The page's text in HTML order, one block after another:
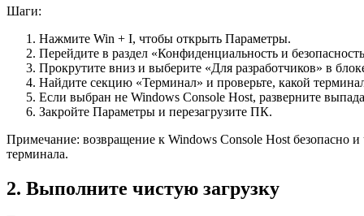
Шаги:
Нажмите Win + I, чтобы открыть Параметры.
Перейдите в раздел «Конфиденциальность и
Прокрутите вниз и выберите «Для разработчиков» в
Найдите секцию «Терминал» и проверьте, какой
Если выбран не Windows Console Host, разверните
Закройте Параметры и перезагрузите ПК.
Примечание: возвращение к Windows Console Host безопасно
терминала.
2. Выполните чистую загрузку